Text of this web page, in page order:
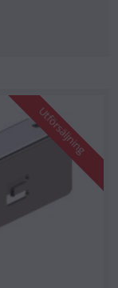
Utförsäljning